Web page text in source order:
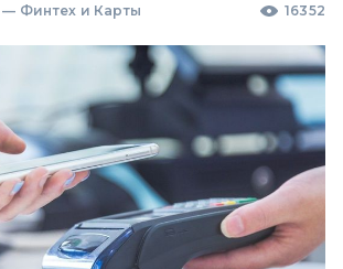
— Финтех и Карты 16352